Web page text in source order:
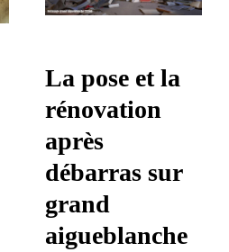
La pose et la
rénovation
après
débarras sur
grand
aigueblanche